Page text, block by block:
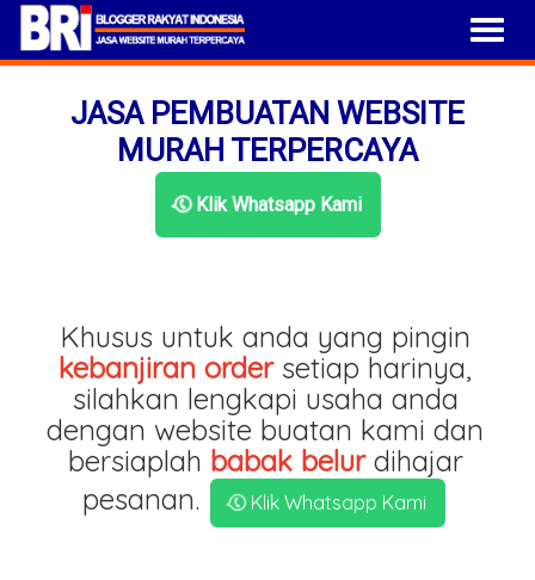
JASA PEMBUATAN WEBSITE
MURAH TERPERCAYA
Klik Whatsapp Kami
Khusus untuk anda yang pingin
kebanjiran ordersetiap harinya,
silahkan lengkapi usaha anda
dengan website buatan kami dan
bersiaplah babak belurdihajar
pesanan.
Klik Whatsapp Kami